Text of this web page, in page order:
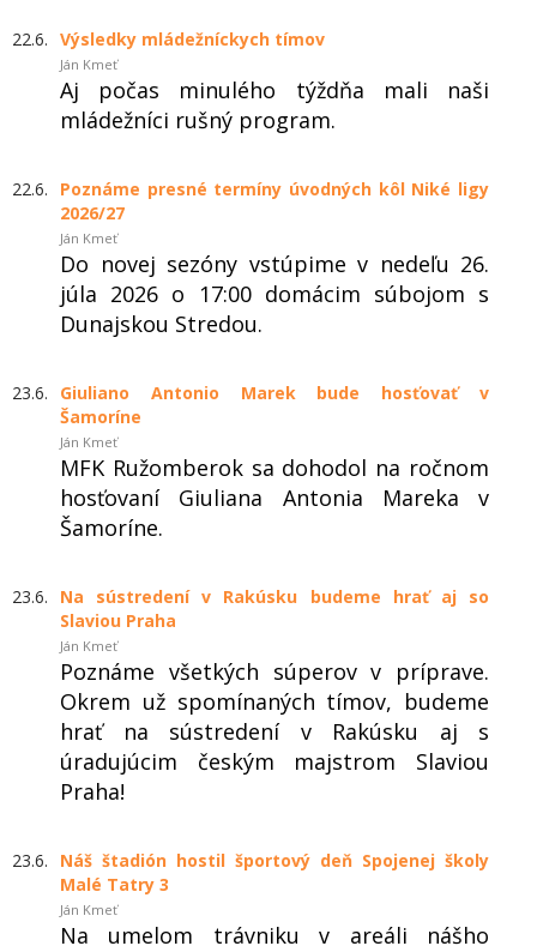
22.6. Výsledky mládežníckych tímov
Ján Kmeť
Aj počas minulého týždňa mali naši
mládežníci rušný program.
22.6.
Poznáme presné termíny úvodných kôl Niké ligy
2026/27
Ján Kmeť
Do novej sezóny vstúpime v nedeľu 26.
júla 2026 o 17:00 domácim súbojom s
Dunajskou Stredou.
23.6.
Giuliano Antonio Marek bude hosťovať v
Šamoríne
Ján Kmeť
MFK Ružomberok sa dohodol na ročnom
hosťovaní Giuliana Antonia Mareka v
Šamoríne.
23.6.
Na sústredení v Rakúsku budeme hrať aj so
Slaviou Praha
Ján Kmeť
Poznáme všetkých súperov v príprave.
Okrem už spomínaných tímov, budeme
hrať na sústredení v Rakúsku aj s
úradujúcim českým majstrom Slaviou
Praha!
23.6.
Náš štadión hostil športový deň Spojenej školy
Malé Tatry 3
Ján Kmeť
Na umelom trávniku v areáli nášho